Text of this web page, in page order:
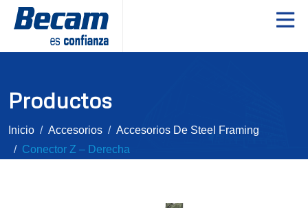
Productos
Inicio Accesorios
Accesorios De Steel Framing
Conector Z – Derecha